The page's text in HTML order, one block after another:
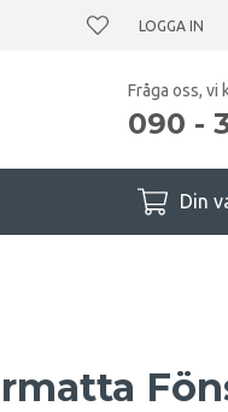
LOGGA IN
Fråga oss, vi
090 -
Din